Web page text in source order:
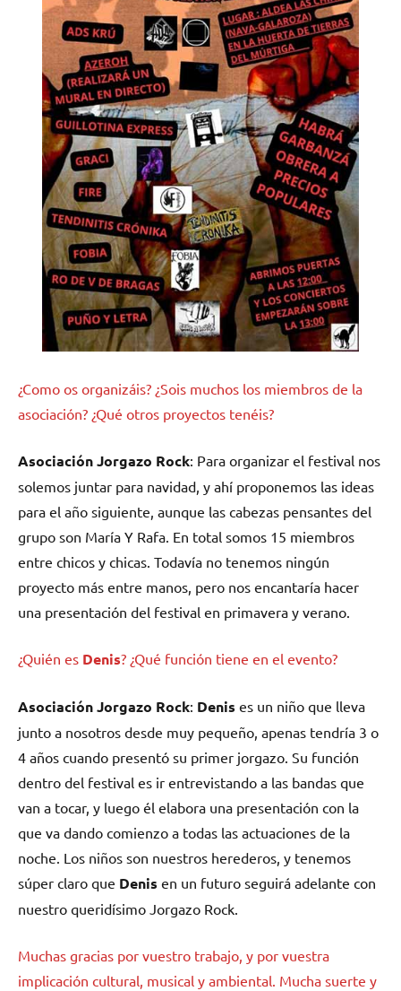
¿Como os organizáis? ¿Sois muchos los miembros de la
asociación? ¿Qué otros proyectos tenéis?
Asociación Jorgazo Rock: Para organizar el festival nos
solemos juntar para navidad, y ahí proponemos las ideas
para el año siguiente, aunque las cabezas pensantes del
grupo son María Y Rafa. En total somos 15 miembros
entre chicos y chicas. Todavía no tenemos ningún
proyecto más entre manos, pero nos encantaría hacer
una presentación del festival en primavera y verano.
¿Quién es Denis? ¿Qué función tiene en el evento?
Asociación Jorgazo Rock: Denis es un niño que lleva
junto a nosotros desde muy pequeño, apenas tendría 3 o
4 años cuando presentó su primer jorgazo. Su función
dentro del festival es ir entrevistando a las bandas que
van a tocar, y luego él elabora una presentación con la
que va dando comienzo a todas las actuaciones de la
noche. Los niños son nuestros herederos, y tenemos
súper claro que Denis en un futuro seguirá adelante con
nuestro queridísimo Jorgazo Rock.
Muchas gracias por vuestro trabajo, y por vuestra
implicación cultural, musical y ambiental. Mucha suerte y